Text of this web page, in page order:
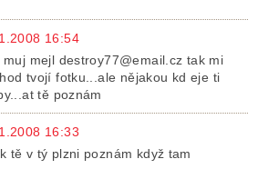
16:54
mejl destroy77@email.cz tak mi
tvojí fotku...ale nějakou kd eje ti
tě poznám
16:33
tě v tý plzni poznám když tam